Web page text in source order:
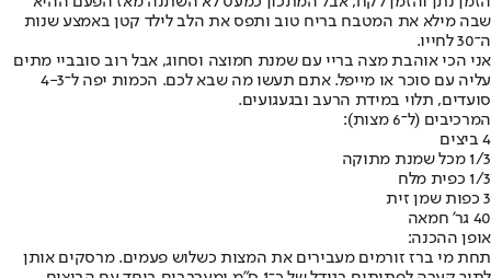
שבה מילא את המטבח בריח טוב ותפס את הלב לילד קטן באמצע שנות
ה־30 לחייו.
אני הכי אוהבת מצה בריי עם שמנת חמוצה וסחוג, אבל רוב סובביי מתים
עליה עם סוכר או מייפל. אתם תעשו מה שבא לכם. הכמות יפה ל־4-3
סועדים, תלוי במידת הרעב ובגעגועים.
המרכיבים (ל־6 מצות):
4 ביצים
1/3 מכל שמנת מתוקה
1/3 כפית מלח
3 כפות שמן זית
40 גר' חמאה
אופן ההכנה:
תחת מי ברז זורמים מעבירים את המצות כשלוש פעמים. מרסקים אותן